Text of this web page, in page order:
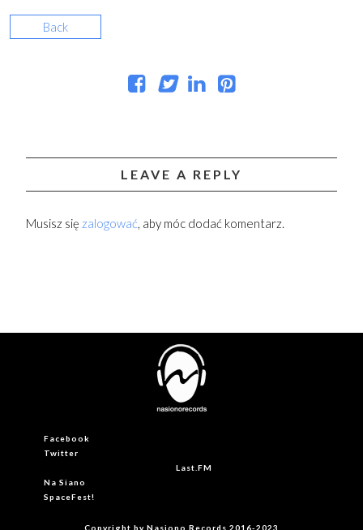
Back
LEAVE A REPLY
Musisz się zalogować, aby móc dodać komentarz.
Facebook
Twitter
Last.FM
Na Siano
SpaceFest!
Copyright by Nasiono Records 2016-2023